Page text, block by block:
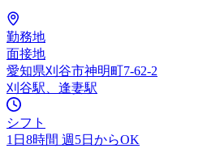
勤務地
面接地
愛知県刈谷市神明町7-62-2
刈谷駅、逢妻駅
シフト
1日8時間 週5日からOK